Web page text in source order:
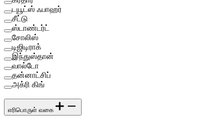
டயூட்ஸ் ஃபாஹர்
சீட்டு
ஸ்டாண்டர்ட்
சோலிஸ்
டிஜிடிராக்
இந்துஸ்தான்
வால்டோ
தன்னாட்சிப்
அக்ரி கிங்
எரிபொருள் வகை